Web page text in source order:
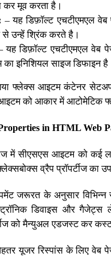
मूव करता है।
– यह डिफ़ॉल्ट एचटीएमएल
से उन्हें श्रिंक करते है।
यह डिफ़ॉल्ट एचटीएमएल वेब
इनिशियल साइज डिफाइन
फ्लेक्स आइटम कंटेनर सेटअप
को आकार में आटोमेटिक
in HTML Web
में सीएसएस आइटम को कई
व्रैप प्रॉपर्टीज का
जरूरत के अनुसार विभिन्न
डिवाइस और
को मैन्युअल एडजस्ट कर
यूजर रिस्पांस के लिए वेब